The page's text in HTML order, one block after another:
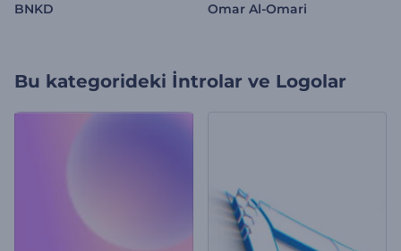
BNKD Omar Al-Omari
Bu kategorideki İntrolar ve Logolar